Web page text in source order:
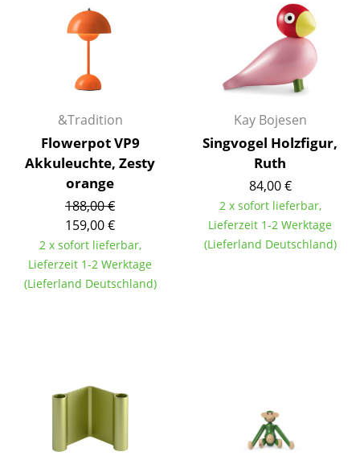
Sekretäre & PC-Tische
Stehtische & Stehpulte
Kindertische
Gartentische
Servierwagen
Einzelteile
... alle Tische
Aufbewahren
Wandregale
TV Möbel
&Tradition
Flowerpot VP9
Akkuleuchte, Zesty
orange
188,00 €
159,00 €
2 x sofort lieferbar,
Lieferzeit 1-2 Werktage
(Lieferland Deutschland)
Kay Bojesen
Singvogel Holzfigur,
Ruth
84,00 €
2 x sofort lieferbar,
Lieferzeit 1-2 Werktage
(Lieferland Deutschland)